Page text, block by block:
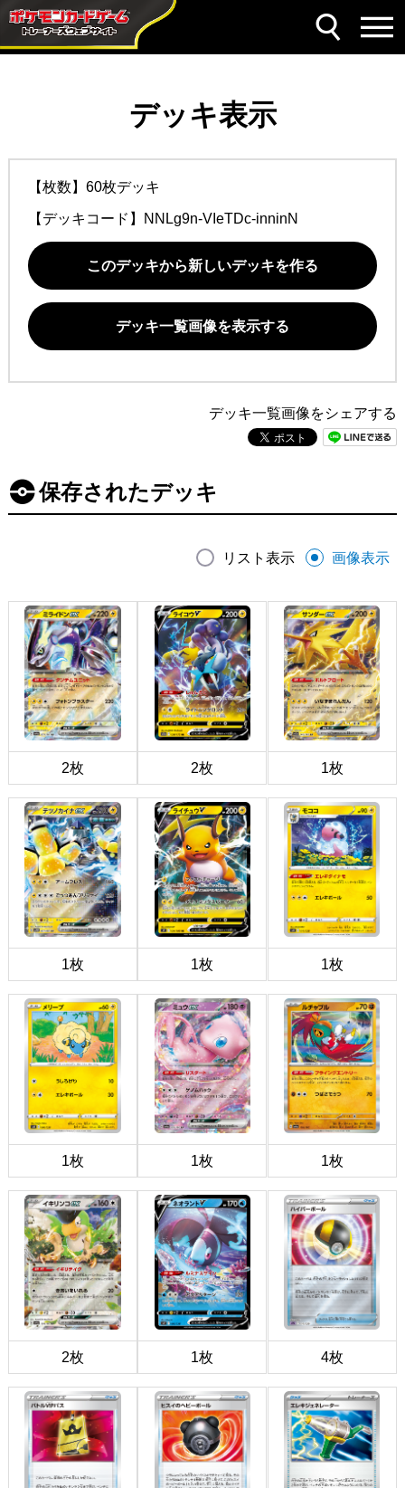
デッキ表示
【枚数】60枚デッキ
【デッキコード】 NNLg9n-VIeTDc-inninN
このデッキから新しいデッキを作る
デッキ一覧画像を表示する
デッキ一覧画像をシェアする
保存されたデッキ
リスト表示 画像表示
2枚 2枚 1枚
1枚 1枚 1枚
1枚 1枚 1枚
2枚 1枚 4枚